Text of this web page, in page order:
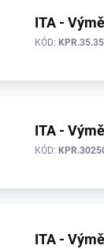
ITA -
KÓD:
ITA -
KÓD:
ITA -